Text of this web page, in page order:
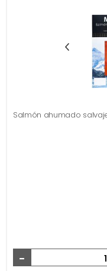
Salmón ahumado
-